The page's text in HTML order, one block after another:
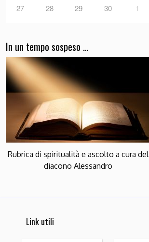
27 28 29 30 1
In un tempo sospeso …
Rubrica di spiritualità e ascolto a cura del
diacono Alessandro
Link utili